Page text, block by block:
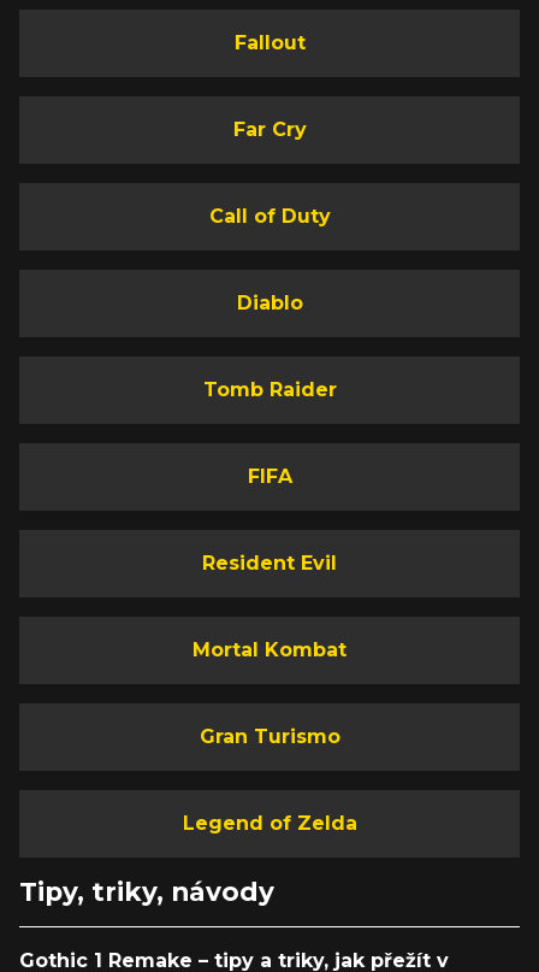
Fallout
Far Cry
Call of Duty
Diablo
Tomb Raider
FIFA
Resident Evil
Mortal Kombat
Gran Turismo
Legend of Zelda
Tipy, triky, návody
Gothic 1 Remake – tipy a triky, jak přežít v